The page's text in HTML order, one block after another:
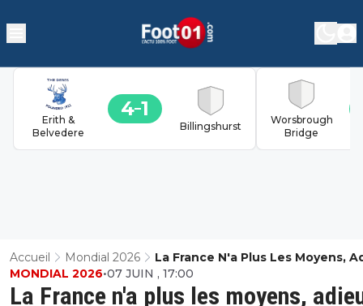
Erith &
Belvedere
4 1
Billingshurst
Worsbrough
Bridge
Accueil Mondial 2026
La France N'a Plus Les Moyens,
Le Mondial
La France n'a plus les moyens,
MONDIAL 2026•07 JUIN , 17:00